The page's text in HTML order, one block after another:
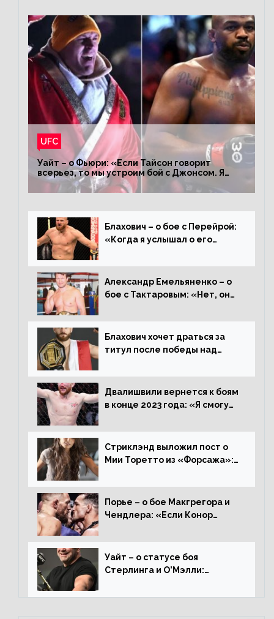
UFC
Уайт – о Фьюри: «Если Тайсон говорит
всерьез, то мы устроим бой с Джонсом. Я
заставил Флойда Мейвезера драться с
Конором»
Блахович – о бое с Перейрой:
«Когда я услышал о его
драться с ним»
Александр Емельяненко – о
бое с Тактаровым: «Нет, он
Блахович хочет драться за
титул после победы над
увезти пояс в Польшу»
Двалишвили вернется к боям
в конце 2023 года: «Я смогу
Стриклэнд выложил пост о
Мии Торетто из «Форсажа»:
смотреть этот отсталый
фильм»
Порье – о бое Макгрегора и
Чендлера: «Если Конор
нокаутирует Майкла»
Уайт – о статусе боя
Стерлинга и О’Мэлли:
травму? Он готовится,